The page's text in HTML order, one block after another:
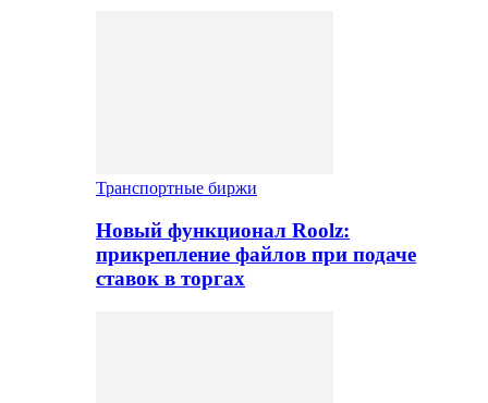
Транспортные биржи
Новый функционал Roolz:
прикрепление файлов при подаче
ставок в торгах